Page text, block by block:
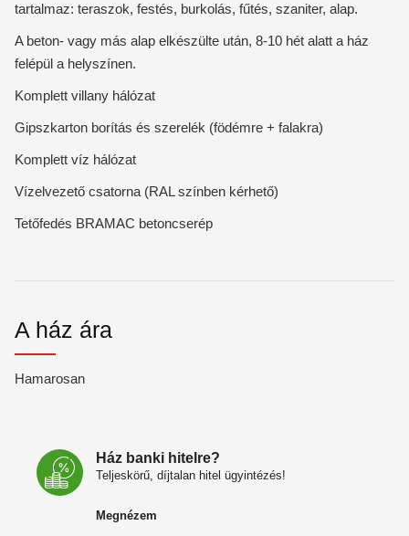
tartalmaz: teraszok, festés, burkolás, fűtés, szaniter, alap.
A beton- vagy más alap elkészülte után, 8-10 hét alatt a ház
felépül a helyszínen.
Komplett villany hálózat
Gipszkarton borítás és szerelék (födémre + falakra)
Komplett víz hálózat
Vízelvezető csatorna (RAL színben kérhető)
Tetőfedés BRAMAC betoncserép
A ház ára
Hamarosan
Ház banki hitelre?
Teljeskörű, díjtalan hitel ügyintézés!
Megnézem